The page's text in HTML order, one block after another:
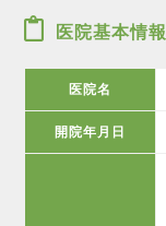
医院基本情報
医院名
開院年月日